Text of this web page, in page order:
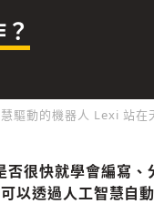
驅動的機器人 Lexi 站
很快就學會編寫、
透過人工智慧自